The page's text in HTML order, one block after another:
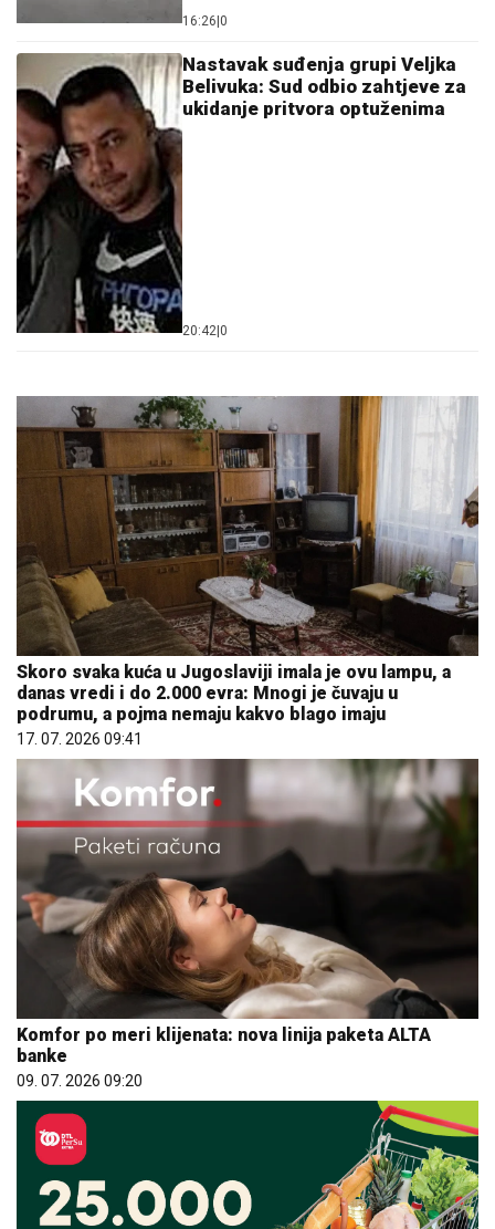
16:26|0
Nastavak suđenja grupi Veljka
Belivuka: Sud odbio zahtjeve za
ukidanje pritvora optuženima
20:42|0
Skoro svaka kuća u Jugoslaviji imala je ovu lampu, a
danas vredi i do 2.000 evra: Mnogi je čuvaju u
podrumu, a pojma nemaju kakvo blago imaju
17. 07. 2026 09:41
Komfor po meri klijenata: nova linija paketa ALTA
banke
09. 07. 2026 09:20